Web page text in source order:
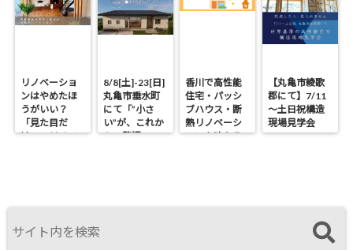
リノベーショ
ンはやめたほ
うがいい？
「見た目だ
け」のリノベ
8/8[土]-23[日]
丸亀市垂水町
にて「”小さ
い”が、これか
らの贅沢。」
香川で高性能
住宅・パッシ
ブハウス・断
熱リノベーシ
ョンを叶える
【丸亀市綾歌
郡にて】7/11
～土日祝構造
現場見学会